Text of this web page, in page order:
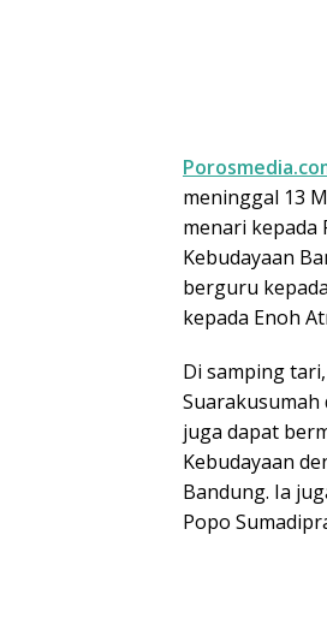
meninggal 13
menari kepada
Kebudayaan
berguru
kepada Enoh
Di samping
Suarakusumah
juga dapat
Kebudayaan
Bandung. Ia
Popo